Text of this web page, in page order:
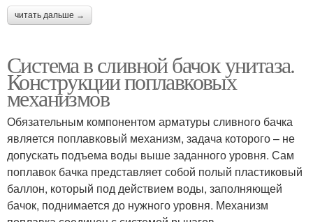
читать дальше →
Система в сливной бачок унитаза.
Конструкции поплавковых
механизмов
Обязательным компонентом арматуры сливного бачка
является поплавковый механизм, задача которого – не
допускать подъема воды выше заданного уровня. Сам
поплавок бачка представляет собой полый пластиковый
баллон, который под действием воды, заполняющей
бачок, поднимается до нужного уровня. Механизм